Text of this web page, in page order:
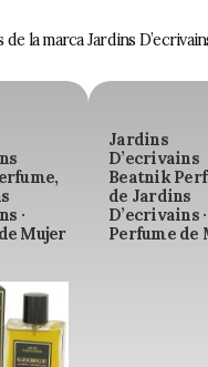
la marca Jardins
·
Mujer
Jardins
D’ecrivains
Beatnik
de Jardins
D’ecrivains ·
Perfume de